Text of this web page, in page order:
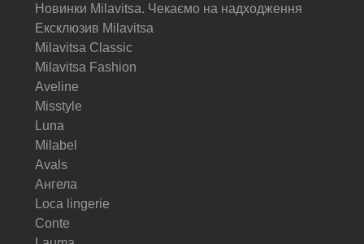
Новинки Milavitsa. Чекаємо на надходження
Ексклюзив Milavitsa
Milavitsa Classic
Milavitsa Fashion
Aveline
Misstyle
Luna
Milabel
Avals
Ангела
Loca lingerie
Conte